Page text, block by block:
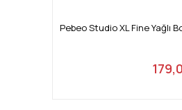
Pebeo Studio XL Fine Yağlı